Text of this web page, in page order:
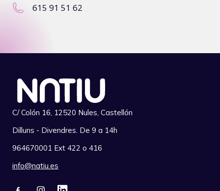
615 91 51 62
C/ Colón 16, 12520 Nules, Castellón
Dilluns - Divendres. De 9 a 14h
964670001 Ext 422 o 416
info@natiu.es